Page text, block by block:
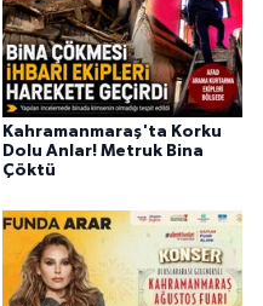
Kahramanmaraş'ta Korku
Dolu Anlar! Metruk Bina
Çöktü